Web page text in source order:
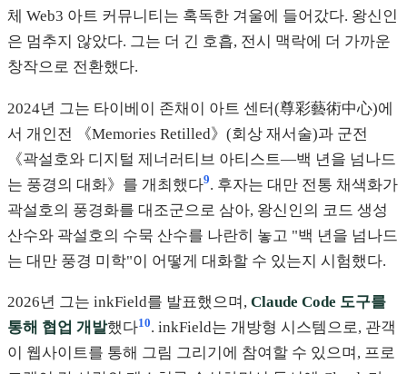
체 Web3 아트 커뮤니티는 혹독한 겨울에 들어갔다. 왕신인
은 멈추지 않았다. 그는 더 긴 호흡, 전시 맥락에 더 가까운
창작으로 전환했다.
2024년 그는 타이베이 존채이 아트 센터(尊彩藝術中心)에
서 개인전 《Memories Retilled》(회상 재서술)과 군전
《곽설호와 디지털 제너러티브 아티스트—백 년을 넘나드
는 풍경의 대화》를 개최했다9. 후자는 대만 전통 채색화가
곽설호의 풍경화를 대조군으로 삼아, 왕신인의 코드 생성
산수와 곽설호의 수묵 산수를 나란히 놓고 "백 년을 넘나드
는 대만 풍경 미학"이 어떻게 대화할 수 있는지 시험했다.
2026년 그는 inkField를 발표했으며, Claude Code 도구를
통해 협업 개발했다10. inkField는 개방형 시스템으로, 관객
이 웹사이트를 통해 그림 그리기에 참여할 수 있으며, 프로